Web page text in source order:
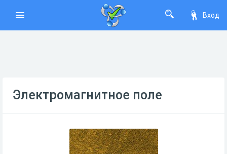
Вход
Электромагнитное поле